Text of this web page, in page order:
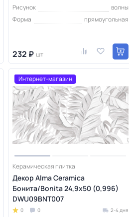
Рисунок
волны
Форма
прямоугольная
232 ₽ шт
Интернет-магазин
Керамическая плитка
Декор Alma Ceramica
Бонита/Bonita 24,9х50 (0,996)
DWU09BNT007
0 0 2-4 дня